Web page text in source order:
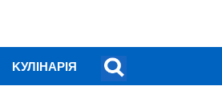
KУЛІНАРІЯ